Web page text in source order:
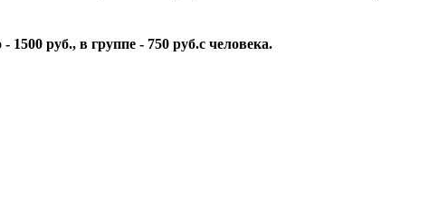
руб., в группе - 750 руб.с человека.